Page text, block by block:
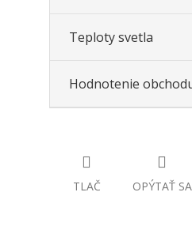
Teploty svetla
Hodnotenie
TLAČ OPÝTAŤ SA